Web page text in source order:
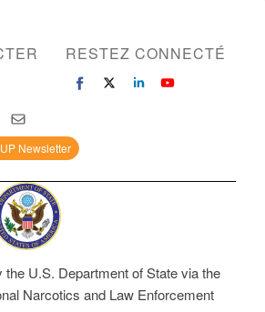
RESTEZ CONNECTÉ
Newsletter
the U.S. Department of State via the
Narcotics and Law Enforcement